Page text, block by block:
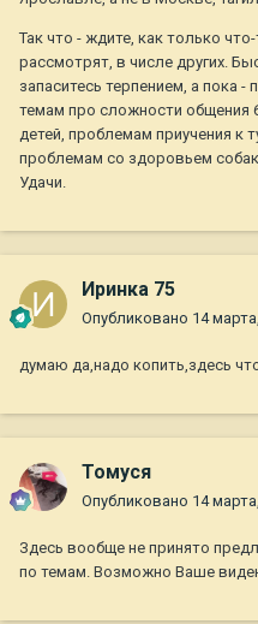
Так что - ждите, как только
рассмотрят, в числе других.
запаситесь терпением, а пока
темам про сложности общения
детей, проблемам приучения к
проблемам со здоровьем
Удачи.
Иринка 75
Опубликовано 14
думаю да,надо копить,здесь
Томуся
Опубликовано 14
Здесь вообще не принято
по темам. Возможно Ваше